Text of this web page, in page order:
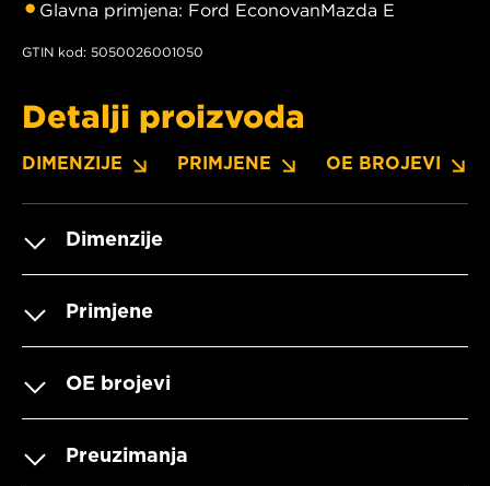
Glavna primjena: Ford EconovanMazda E
GTIN kod: 5050026001050
Detalji proizvoda
DIMENZIJE PRIMJENE OE BROJEVI
Dimenzije
Primjene
OE brojevi
Preuzimanja